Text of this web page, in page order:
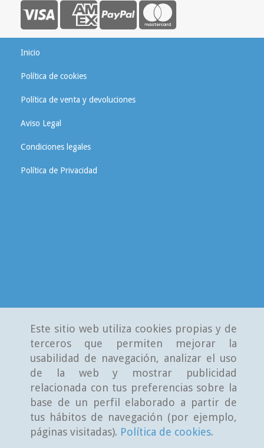
Este sitio web utiliza cookies propias y de
terceros que permiten mejorar la
usabilidad de navegación, analizar el uso
de la web y mostrar publicidad
relacionada con tus preferencias sobre la
base de un perfil elaborado a partir de
tus hábitos de navegación (por ejemplo,
páginas visitadas). Política de cookies.
Inicio
Política de cookies
Política de venta y devoluciones
Aviso Legal
Condiciones legales
Política de Privacidad